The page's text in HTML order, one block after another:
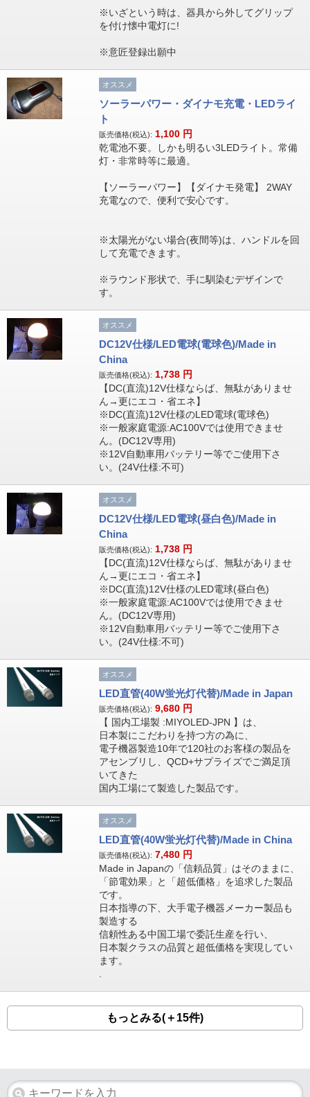
※いざという時は、器具から外してグリップ
を付け懐中電灯に!
※意匠登録出願中
オススメ
ソーラーパワー・ダイナモ充電・LEDライ
ト
販売価格(税込): 1,100 円
乾電池不要。しかも明るい3LEDライト。常備
灯・非常時等に最適。
【ソーラーパワー】【ダイナモ発電】 2WAY
充電なので、便利で安心です。
※太陽光がない場合(夜間等)は、ハンドルを回
して充電できます。
※ラウンド形状で、手に馴染むデザインで
す。
オススメ
DC12V仕様/LED電球(電球色)/Made in
China
販売価格(税込): 1,738 円
【DC(直流)12V仕様ならば、無駄がありませ
ん→更にエコ・省エネ】
※DC(直流)12V仕様のLED電球(電球色)
※一般家庭電源:AC100Vでは使用できませ
ん。(DC12V専用)
※12V自動車用バッテリー等でご使用下さ
い。(24V仕様:不可)
オススメ
DC12V仕様/LED電球(昼白色)/Made in
China
販売価格(税込): 1,738 円
【DC(直流)12V仕様ならば、無駄がありませ
ん→更にエコ・省エネ】
※DC(直流)12V仕様のLED電球(昼白色)
※一般家庭電源:AC100Vでは使用できませ
ん。(DC12V専用)
※12V自動車用バッテリー等でご使用下さ
い。(24V仕様:不可)
オススメ
LED直管(40W蛍光灯代替)/Made in Japan
販売価格(税込): 9,680 円
【 国内工場製 :MIYOLED-JPN 】は、
日本製にこだわりを持つ方の為に、
電子機器製造10年で120社のお客様の製品を
アセンブリし、QCD+サプライズでご満足頂
いてきた
国内工場にて製造した製品です。
オススメ
LED直管(40W蛍光灯代替)/Made in China
販売価格(税込): 7,480 円
Made in Japanの「信頼品質」はそのままに、
「節電効果」と「超低価格」を追求した製品
です。
日本指導の下、大手電子機器メーカー製品も
製造する
信頼性ある中国工場で委託生産を行い、
日本製クラスの品質と超低価格を実現してい
ます。
もっとみる(＋15件)